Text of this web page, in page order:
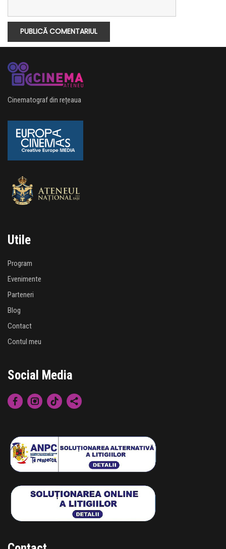
Cinematograf din rețeaua
Utile
Program
Evenimente
Parteneri
Blog
Contact
Contul meu
Social Media